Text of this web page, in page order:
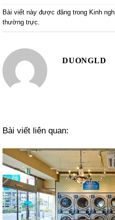
Bài viết này được đăng trong Kinh
thường trực.
DUONGLD
Bài viết liên quan: